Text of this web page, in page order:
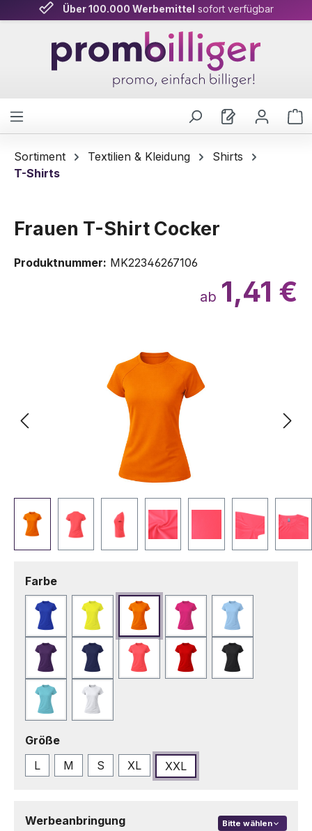
Zum Hauptinhalt springen
Über 100.000 Werbemittel sofort verfügbar
Persönliche Beratung& schnelle Lieferung
Sortiment Textilien & Kleidung
Shirts
T-Shirts
Frauen T-Shirt Cocker
Produktnummer: MK22346267106
ab 1,41 €
Bildergalerie überspringen
Farbeauswählen
Blau Fluor GelbFluor OrangeFuchsie Hellblau
Lila MarineblauNeonrosaRot Schwarz
Türkis Weiß
Größeauswählen
L
M S XL XXL
Werbeanbringung Bitte wählen